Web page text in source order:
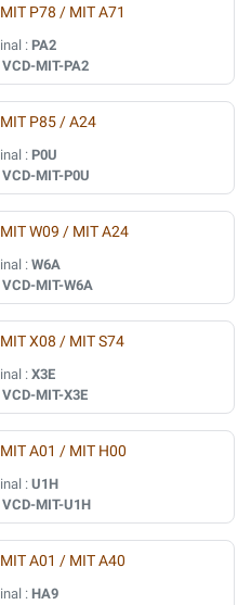
P78 / MIT A71
: PA2
VCD-MIT-PA2
P85 / A24
: P0U
VCD-MIT-P0U
W09 / MIT A24
: W6A
VCD-MIT-W6A
X08 / MIT S74
: X3E
VCD-MIT-X3E
A01 / MIT H00
: U1H
VCD-MIT-U1H
A01 / MIT A40
: HA9